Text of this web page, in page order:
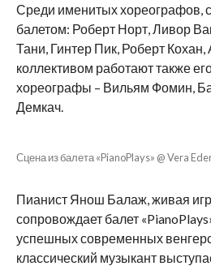
Среди именитых хореографов,
балетом: Роберт Норт, Ливор
Тани, Гинтер Пик, Роберт
коллективом работают также
хореографы – Вильям Фомин,
Демкач.
Сцена из балета «PianoPlays» @ Vera
Пианист Янош Балаж, живая
сопровождает балет
успешных современных
классический музыкант